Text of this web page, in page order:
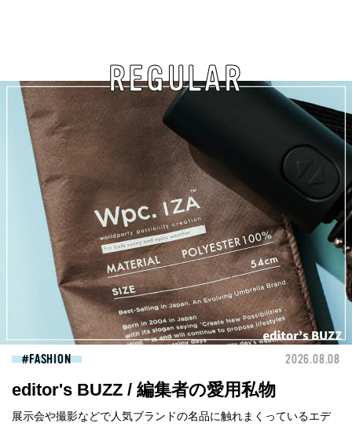
REGULAR
FASHION 2026.08.08
editor's BUZZ / 編集者の愛用私物
展示会や撮影などで人気ブランドの名品に触れまくっているエデ